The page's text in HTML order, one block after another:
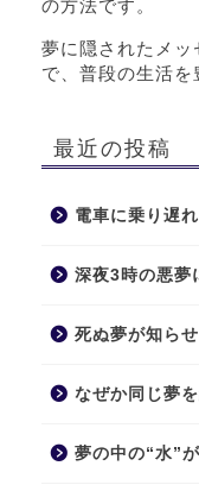
の方法です。
夢に隠されたメッ
で、普段の生活を
最近の投稿
電車に乗り遅
深夜3時の悪夢
死ぬ夢が知ら
なぜか同じ夢
夢の中の“水”